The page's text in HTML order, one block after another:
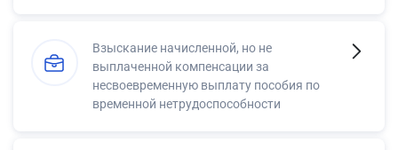
Взыскание начисленной, но не
выплаченной компенсации за
несвоевременную выплату пособия по
временной нетрудоспособности